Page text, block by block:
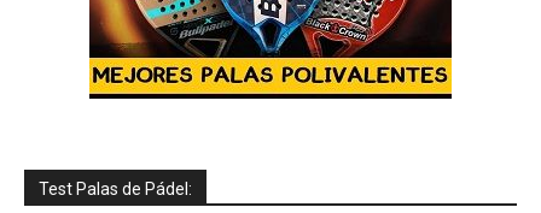
Test Palas de Pádel: